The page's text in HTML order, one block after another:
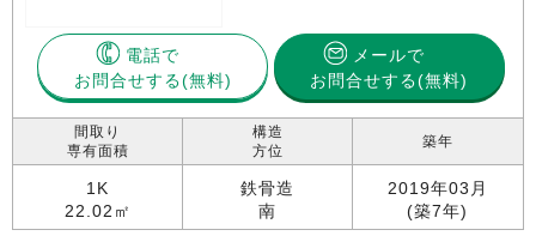
電話で
お問合せする
メールで
お問合せする(無料)
間取り
専有面積
1K
22.02㎡
構造
方位
鉄骨造
南
築年
2019年03月
(築7年)